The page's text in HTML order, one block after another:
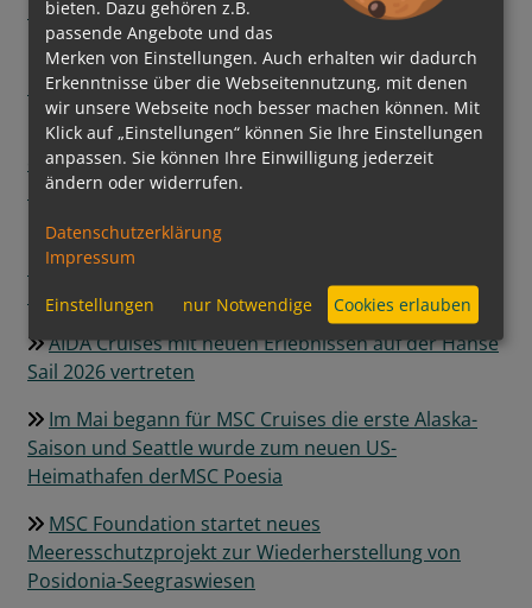
Energiequellen
Regent Seven Seas Cruises® hebt Pâtisserie auf
neues Level
Grüner Kurs auf See: Mein Schiff InTUItion-Klasse
erweitert die Nutzung alternativer Kraftstoffe um
Bio-LNG
Ein neuer Meilenstein der Luxusschifffahrt:
EXPLORA III feierlich getauft und bereit für die
Ozeane
AIDA Cruises mit neuen Erlebnissen auf der Hanse
Sail 2026 vertreten
Im Mai begann für MSC Cruises die erste Alaska-
Saison und Seattle wurde zum neuen US-
Heimathafen derMSC Poesia
MSC Foundation startet neues
Meeresschutzprojekt zur Wiederherstellung von
Posidonia-Seegraswiesen
bieten. Dazu gehören z.B.
passende Angebote und das
Merken von Einstellungen. Auch erhalten wir dadurch
Erkenntnisse über die Webseitennutzung, mit denen
wir unsere Webseite noch besser machen können. Mit
Klick auf „Einstellungen“ können Sie Ihre Einstellungen
anpassen. Sie können Ihre Einwilligung jederzeit
ändern oder widerrufen.
Datenschutzerklärung
Impressum
Einstellungen nur Notwendige Cookies erlauben